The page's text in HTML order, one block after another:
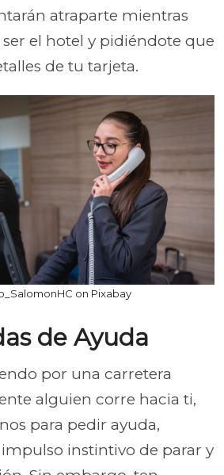
atraparte mientras
el hotel y pidiéndote que
de tu tarjeta.
on Pixabay
de Ayuda
por una carretera
alguien corre hacia ti,
para pedir ayuda,
instintivo de parar y